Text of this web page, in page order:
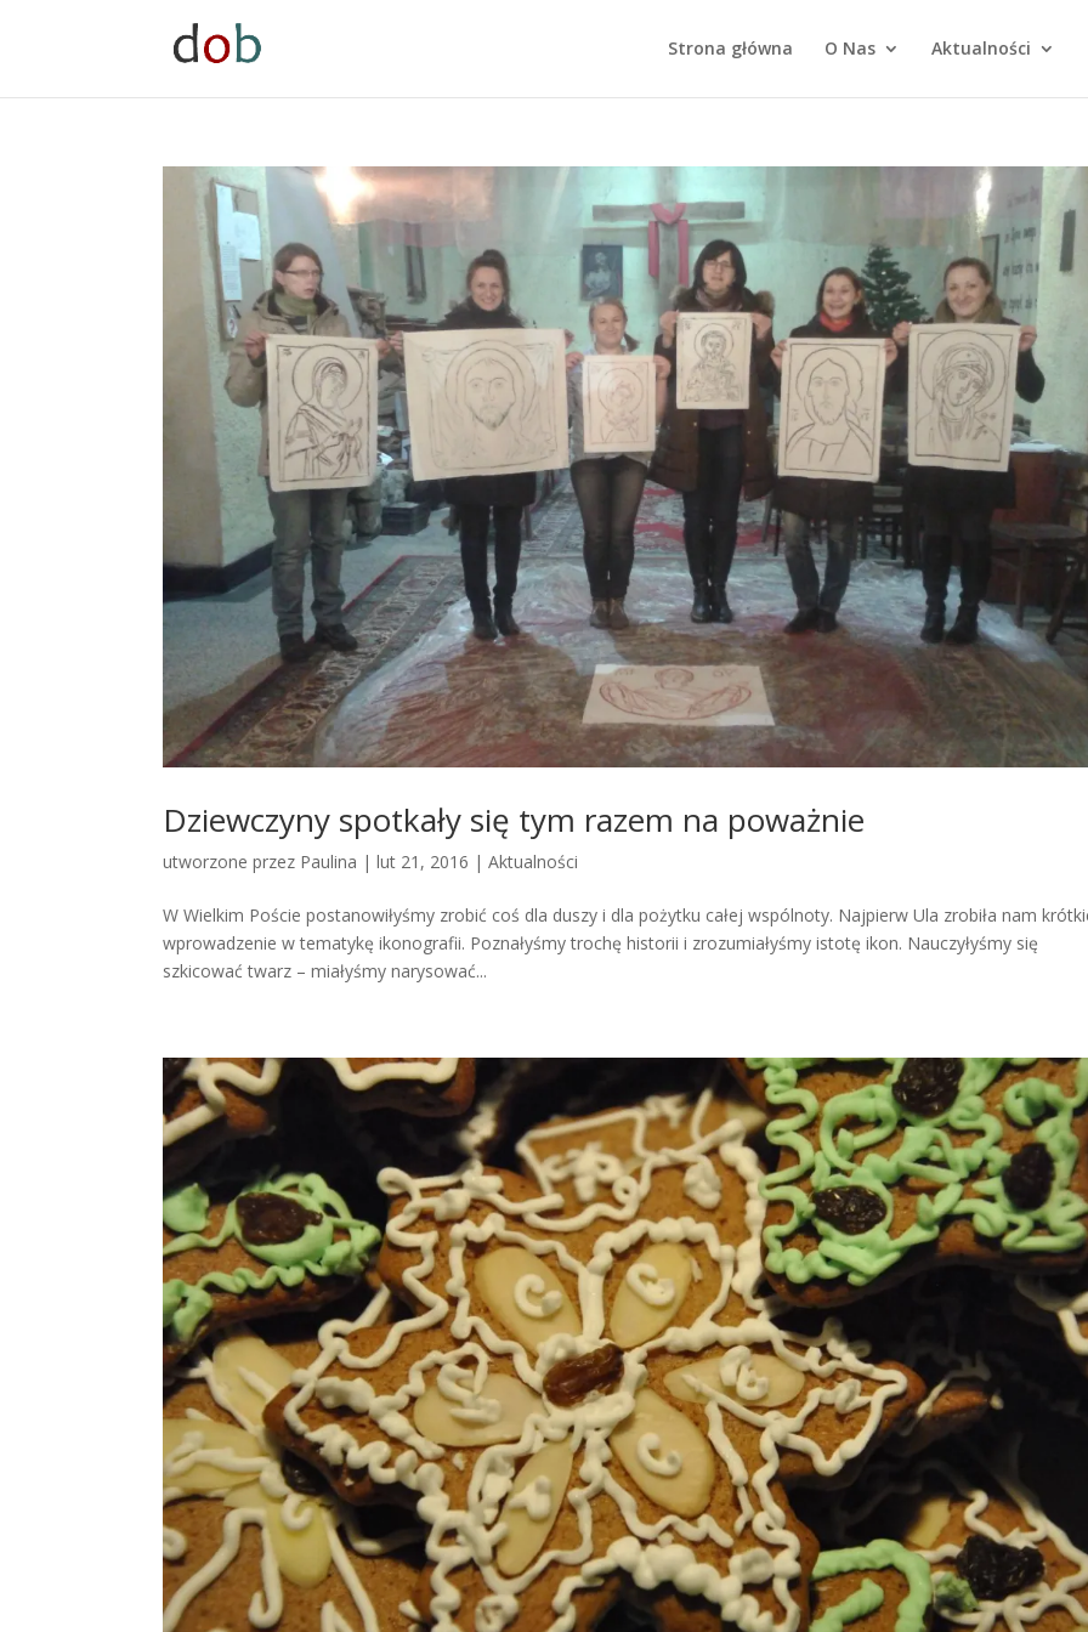
Strona główna O Nas Aktualności
Dziewczyny spotkały się tym razem na poważnie
utworzone przez Paulina |lut 21, 2016 |Aktualności
W Wielkim Poście postanowiłyśmy zrobić coś dla duszy i dla pożytku całej wspólnoty. Najpierw Ula zrobiła nam
wprowadzenie w tematykę ikonografii. Poznałyśmy trochę historii i zrozumiałyśmy istotę ikon. Nauczyłyśmy się
szkicować twarz – miałyśmy narysować...